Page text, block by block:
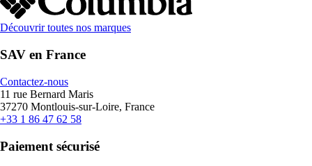
Découvrir toutes nos marques
SAV en France
Contactez-nous
11 rue Bernard Maris
37270 Montlouis-sur-Loire, France
+33 1 86 47 62 58
Paiement sécurisé